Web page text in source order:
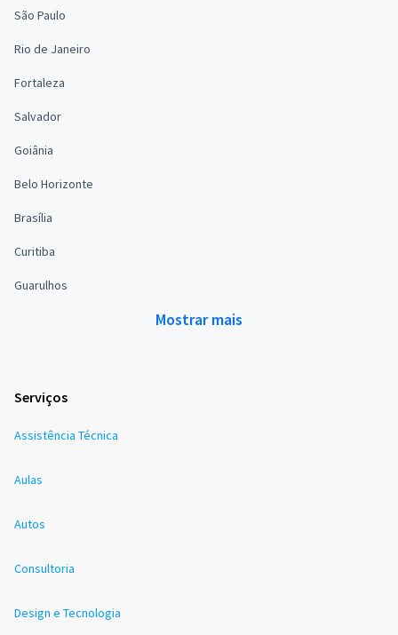
São Paulo
Rio de Janeiro
Fortaleza
Salvador
Goiânia
Belo Horizonte
Brasília
Curitiba
Guarulhos
Mostrar mais
Serviços
Assistência Técnica
Aulas
Autos
Consultoria
Design e Tecnologia